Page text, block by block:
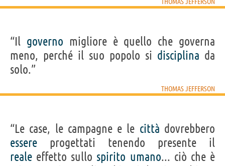
“Il governo migliore è quello che governa
meno, perché il suo popolo si disciplina da
solo.”
THOMAS JEFFERSON
“Le case, le campagne e le città dovrebbero
essere progettati tenendo presente il
reale effetto sullo spirito umano... ciò che è